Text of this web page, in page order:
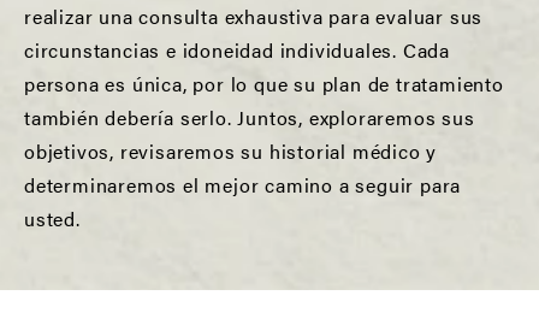
realizar una consulta exhaustiva para evaluar sus
circunstancias e idoneidad individuales. Cada
persona es única, por lo que su plan de tratamiento
también debería serlo. Juntos, exploraremos sus
objetivos, revisaremos su historial médico y
determinaremos el mejor camino a seguir para
usted.